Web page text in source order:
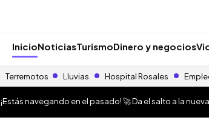
InicioNoticiasTurismoDinero y negocios
Terremotos Lluvias Hospital Rosales
¡Estás navegando en el pasado! 🚀 Da el salto a la